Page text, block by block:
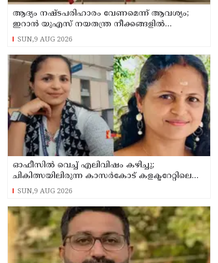
ആദ്യം നഷ്ടപരിഹാരം വേണമെന്ന് ആവശ്യം;
ഇറാന്‍ യുഎസ് നയതന്ത്ര നീക്കങ്ങളില്‍
അനിശ്ചിതത്വം
SUN,9 AUG 2026
ഓഫീസില്‍ വെച്ച് എലിവിഷം കഴിച്ചു;
ചികിത്സയിലിരുന്ന കാസര്‍കോട് കളക്ടറേറ്റിലെ
സീനിയര്‍ ക്ലര്‍ക്ക് മരിച്ചു
SUN,9 AUG 2026